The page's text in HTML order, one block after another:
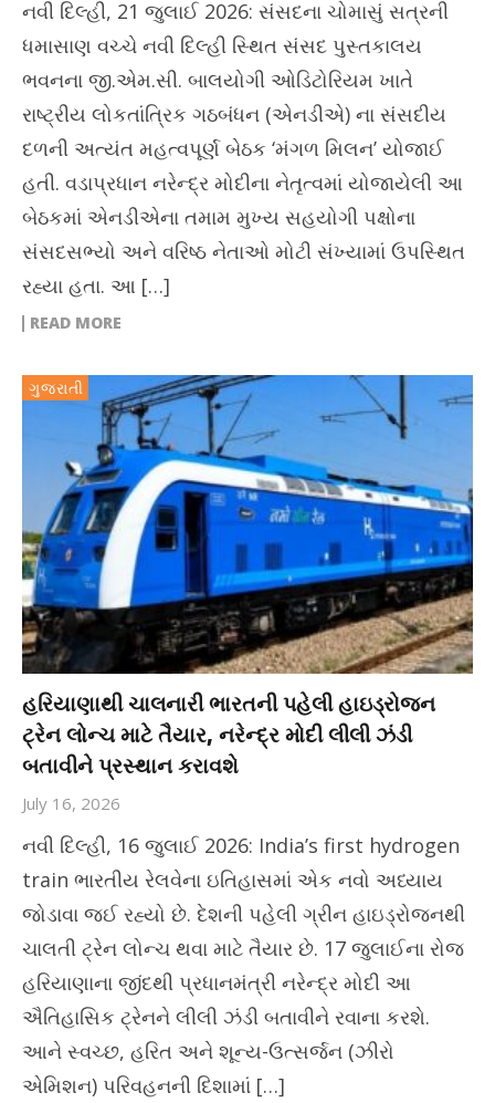
નવી દિલ્હી, 21 જુલાઈ 2026: સંસદના ચોમાસું સત્રની
ધમાસાણ વચ્ચે નવી દિલ્હી સ્થિત સંસદ પુસ્તકાલય
ભવનના જી.એમ.સી. બાલયોગી ઓડિટોરિયમ ખાતે
રાષ્ટ્રીય લોકતાંત્રિક ગઠબંધન (એનડીએ) ના સંસદીય
દળની અત્યંત મહત્વપૂર્ણ બેઠક ‘મંગળ મિલન’ યોજાઈ
હતી. વડાપ્રધાન નરેન્દ્ર મોદીના નેતૃત્વમાં યોજાયેલી આ
બેઠકમાં એનડીએના તમામ મુખ્ય સહયોગી પક્ષોના
સંસદસભ્યો અને વરિષ્ઠ નેતાઓ મોટી સંખ્યામાં ઉપસ્થિત
રહ્યા હતા. આ […]
READ MORE
ગુજરાતી
હરિયાણાથી ચાલનારી ભારતની પહેલી હાઇડ્રોજન
ટ્રેન લોન્ચ માટે તૈયાર, નરેન્દ્ર મોદી લીલી ઝંડી
બતાવીને પ્રસ્થાન કરાવશે
July 16, 2026
નવી દિલ્હી, 16 જુલાઈ 2026: India’s first hydrogen
train ભારતીય રેલવેના ઇતિહાસમાં એક નવો અધ્યાય
જોડાવા જઈ રહ્યો છે. દેશની પહેલી ગ્રીન હાઇડ્રોજનથી
ચાલતી ટ્રેન લોન્ચ થવા માટે તૈયાર છે. 17 જુલાઈના રોજ
હરિયાણાના જીંદથી પ્રધાનમંત્રી નરેન્દ્ર મોદી આ
ઐતિહાસિક ટ્રેનને લીલી ઝંડી બતાવીને રવાના કરશે.
આને સ્વચ્છ, હરિત અને શૂન્ય-ઉત્સર્જન (ઝીરો
એમિશન) પરિવહનની દિશામાં […]